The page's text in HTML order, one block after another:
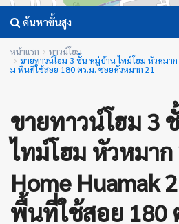
ค้นหาขั้นสูง
หน้าแรก
ทาวน์โฮม
ขายทาวน์โฮม 3 ชั้น หมู่บ้าน ไทม์โฮม หัวหมา
ม พื้นที่ใช้สอย 180 ตร.ม. ซอยหัวหมาก 21
ขายทาวน์โฮม 3
ไทม์โฮม หัวหมาก
Home Huamak
พื้นที่ใช้สอย 180